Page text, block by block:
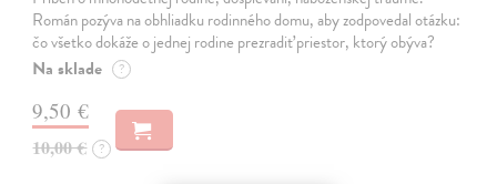
Román pozýva na obhliadku rodinného domu, aby zodpovedal otázku:
čo všetko dokáže o jednej rodine prezradiť priestor, ktorý obýva?
Na sklade ?
9,50 €
10,00 € ?